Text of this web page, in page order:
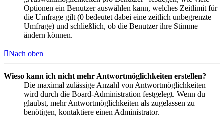
Optionen ein Benutzer auswählen kann, welches Zeitlimit für
die Umfrage gilt (0 bedeutet dabei eine zeitlich unbegrenzte
Umfrage) und schließlich, ob die Benutzer ihre Stimme
ändern können.
Nach oben
Wieso kann ich nicht mehr Antwortmöglichkeiten erstellen?
Die maximal zulässige Anzahl von Antwortmöglichkeiten
wird durch die Board-Administration festgelegt. Wenn du
glaubst, mehr Antwortmöglichkeiten als zugelassen zu
benötigen, kontaktiere einen Administrator.